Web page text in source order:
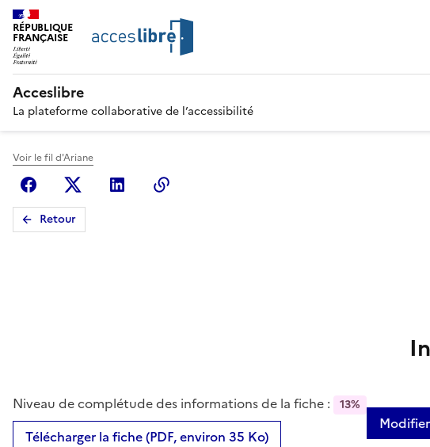
RÉPUBLIQUE
FRANÇAISE
Acceslibre
La plateforme collaborative de l’accessibilité
Voir le fil d'Ariane
FacebookX (anciennement Twitter)
Linkedin
Retour
Niveau de complétude des informations de la fiche : 13%
Télécharger la fiche (PDF, environ 35 Ko)